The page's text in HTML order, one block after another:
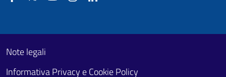
Footer First
Useful links section
Note legali
Informativa Privacy e Cookie Policy